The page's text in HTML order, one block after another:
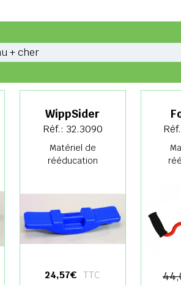
WippSider
Réf.: 32.3090
Matériel de
rééducation
24,57€ TTC